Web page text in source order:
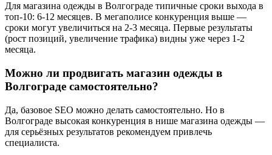
Для магазина одежды в Волгограде типичные сроки выхода в
топ-10: 6-12 месяцев. В мегаполисе конкуренция выше —
сроки могут увеличиться на 2-3 месяца. Первые результаты
(рост позиций, увеличение трафика) видны уже через 1-2
месяца.
Можно ли продвигать магазин одежды в
Волгограде самостоятельно?
Да, базовое SEO можно делать самостоятельно. Но в
Волгограде высокая конкуренция в нише магазина одежды —
для серьёзных результатов рекомендуем привлечь
специалиста.